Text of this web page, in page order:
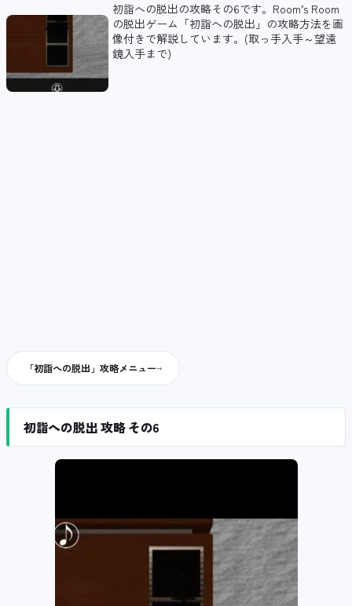
初詣への脱出の攻略その6です。Room’s Room
の脱出ゲーム「初詣への脱出」の攻略方法を画
像付きで解説しています。(取っ手入手～望遠
鏡入手まで)
「初詣への脱出」攻略メニュー
初詣への脱出 攻略 その6